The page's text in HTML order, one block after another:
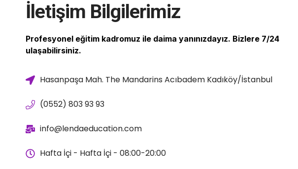
İletişim Bilgilerimiz
Profesyonel eğitim kadromuz ile daima yanınızdayız. Bizlere 7/24
ulaşabilirsiniz.
Hasanpaşa Mah. The Mandarins Acıbadem Kadıköy/İstanbul
(0552) 803 93 93
info@lendaeducation.com
Hafta İçi - Hafta İçi - 08:00-20:00